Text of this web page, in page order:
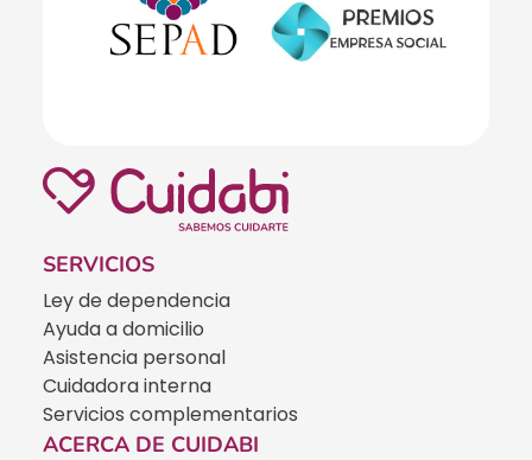
SERVICIOS
Ley de dependencia
Ayuda a domicilio
Asistencia personal
Cuidadora interna
Servicios complementarios
ACERCA DE CUIDABI